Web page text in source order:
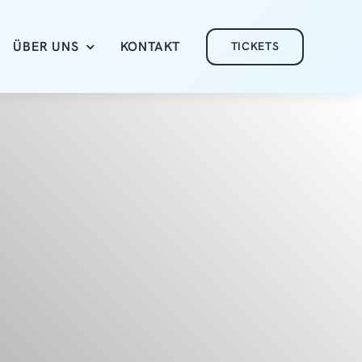
ÜBER UNS KONTAKT TICKETS